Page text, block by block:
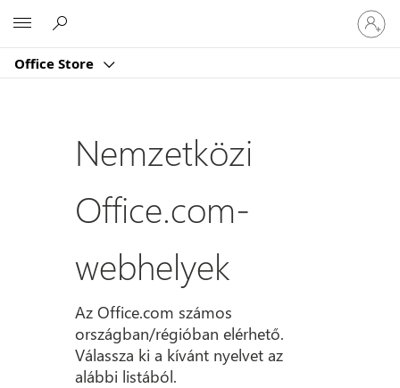
Office Store
be
a
Nemzetközi
Office.com-
webhelyek
Az Office.com számos
országban/régióban elérhető.
Válassza ki a kívánt nyelvet az
alábbi listából.